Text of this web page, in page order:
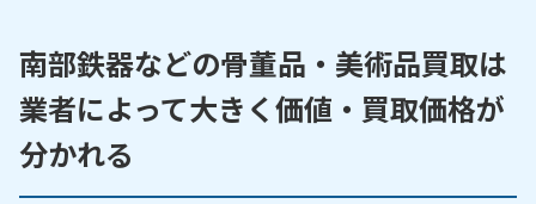
南部鉄器などの骨董品・美術品買取は
業者によって大きく価値・買取価格が
分かれる